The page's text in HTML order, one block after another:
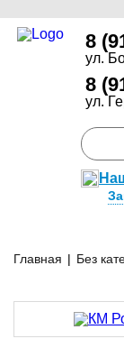
8
ул.
8
ул.
Главная | Без